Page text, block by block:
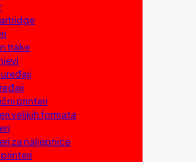
trake
uređaji
printeri
velikih formata
za naljepnice
printeri